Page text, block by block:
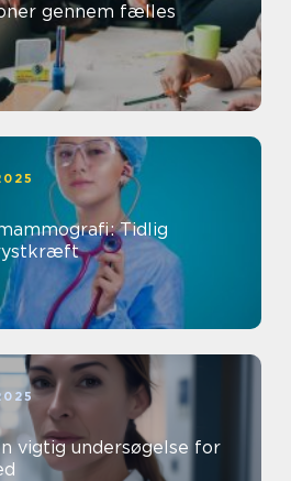
gennem fælles
Tidlig
vigtig undersøgelse for